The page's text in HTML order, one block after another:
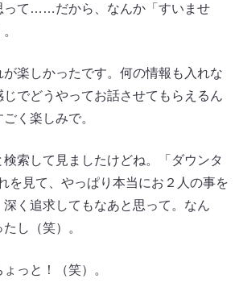
って……だから、なんか「すいませ
楽しかったです。何の情報も入れな
でどうやってお話させてもらえるん
く楽しみで。
索して見ましたけどね。「ダウンタ
を見て、やっぱり本当にお２人の事を
く追求してもなあと思って。なん
し（笑）。
っと！（笑）。